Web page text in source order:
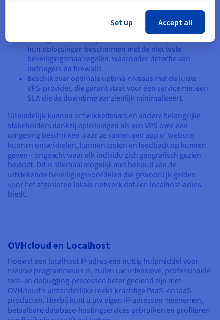
die de integriteit en beschikbaarheid van gegevens
beschermen en verbeteren, zodat uw gegevens foutloos
Wees gerust, omdat gerenommeerde VPS-providers
hun oplossingen beschermen met de nieuwste
beveiligingsmaatregelen, waaronder detectie van
indringers en firewalls.
Beschik over optimale uptime-niveaus met de juiste
VPS-provider, die garant staat voor een service met een
SLA die de downtime aanzienlijk minimaliseert.
Uiteindelijk kunnen ontwikkelteams en andere belangrijke
stakeholders dankzij oplossingen als een VPS over een
omgeving beschikken waar ze samen een app of website
kunnen ontwikkelen, kunnen testen en feedback op kunnen
geven – ongeacht waar elk individu zich geografisch gezien
bevindt. Dit is allemaal mogelijk met behoud van de
uitstekende beveiligingsvoordelen die gewoonlijk gelden
voor het afgesloten lokale netwerk dat een localhost-adres
biedt.
OVHcloud en Localhost
Hoewel een localhost IP-adres een nuttig hulpmiddel voor
nieuwe programmeurs is, zullen uw intensieve, professionele
test- en debugging-processen beter gediend zijn met
OVHcloud’s uitzonderlijke reeks krachtige PaaS- en IaaS-
producten. Hierbij kunt u uw eigen IP-adressen meenemen,
betaalbare database-hostingservices gebruiken en profiteren
Set up Accept all